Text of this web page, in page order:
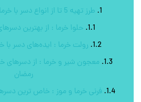
طرز تهیه 5 تا از انواع دسر با خرما برای ماه رمضان
حلوا خرما : از بهترین
رولت خرما : ایده‌های دسر با
معجون شیر و خرما : از دسرهای
رمضان
فرنی خرما و موز : خاص ترین